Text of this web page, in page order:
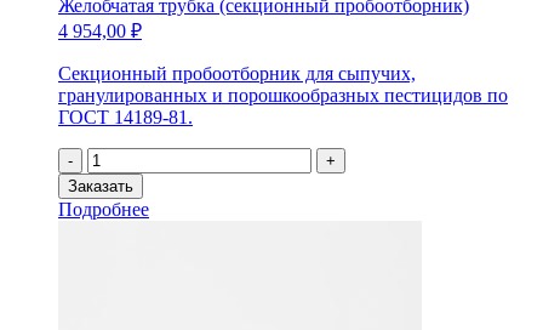
Желобчатая трубка (секционный пробоотборник)
4 954,00 ₽
Секционный пробоотборник для сыпучих,
гранулированных и порошкообразных пестицидов по
ГОСТ 14189-81.
-
Количество
товара
Желобчатая
трубка
+
Заказать
Подробнее